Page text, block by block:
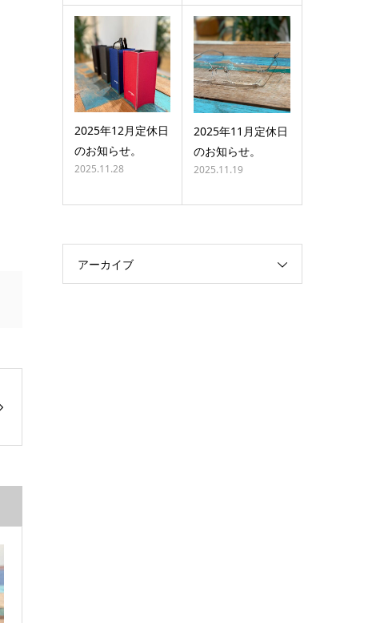
2025年12月定休日
のお知らせ。
2025.11.28
2025年11月定休日
のお知らせ。
2025.11.19
アーカイブ